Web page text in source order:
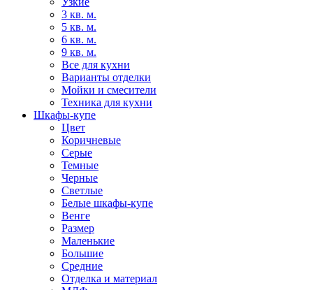
3 кв. м.
5 кв. м.
6 кв. м.
9 кв. м.
Все для кухни
Варианты отделки
Мойки и смесители
Техника для кухни
Шкафы-купе
Цвет
Коричневые
Серые
Темные
Черные
Светлые
Белые шкафы-купе
Венге
Размер
Маленькие
Большие
Средние
Отделка и материал